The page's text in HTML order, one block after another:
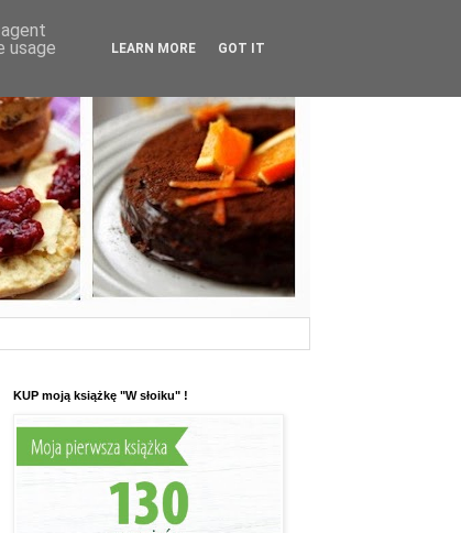
KUP moją książkę "W słoiku" !
usage
LEARN MORE GOT IT